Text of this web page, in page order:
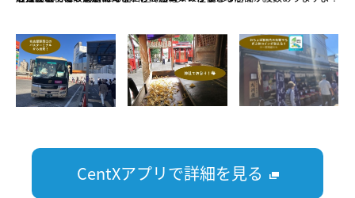
CentXアプリで詳細を見る